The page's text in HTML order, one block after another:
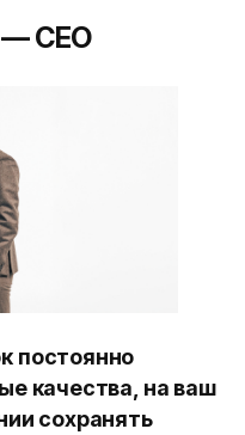
CEO
постоянно
качества, на ваш
сохранять